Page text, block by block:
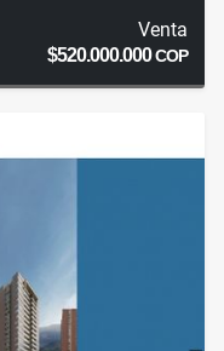
Venta
$520.000.000COP